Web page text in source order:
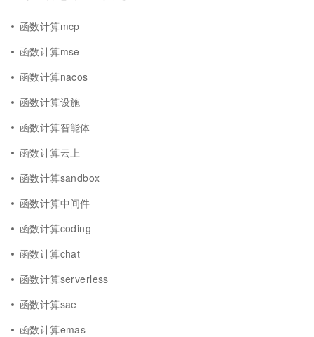
函数计算mcp
函数计算mse
函数计算nacos
函数计算设施
函数计算智能体
函数计算云上
函数计算sandbox
函数计算中间件
函数计算coding
函数计算chat
函数计算serverless
函数计算sae
函数计算emas